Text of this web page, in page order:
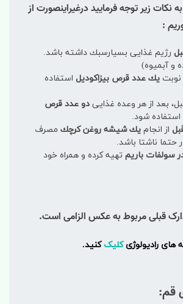
نكات زیر توجه فرمایید درغیراینصورت از
:
رژیم غذایی بسیارسبك داشته باشد.
و آبمیوه)
یك عدد قرص بیزاكودیل استفاده
بعد از هر وعده غذایی دو عدد قرص
استفاده شود.
از انجام یك شیشه روغن كرچك مصرف
حتما ناشتا باشد.
تهیه كرده و همراه خود
قبلی مربوط به عکس الزامی است.
های رادیولوژی کلیک کنید.
قم: